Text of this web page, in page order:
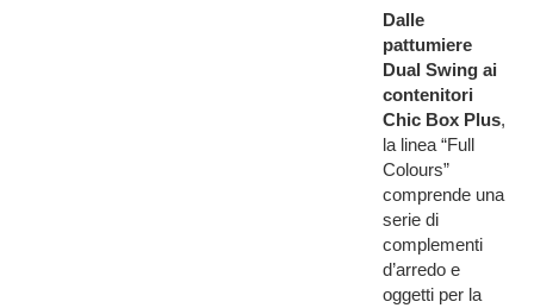
Dalle
pattumiere
Dual Swing ai
contenitori
Chic Box Plus,
la linea “Full
Colours”
comprende una
serie di
complementi
d’arredo e
oggetti per la